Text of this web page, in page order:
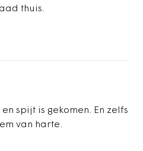
thuis.
spijt is gekomen. En zelfs
van harte.